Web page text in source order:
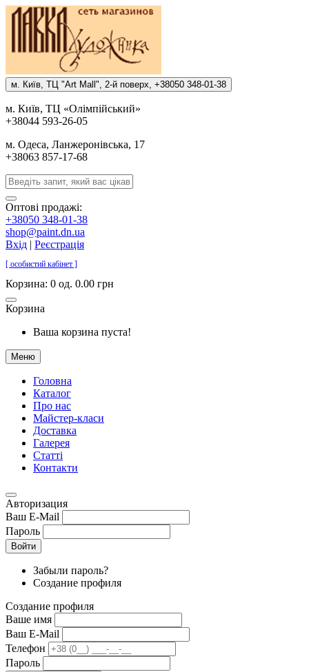
м. Киïв, ТЦ "Art Mall", 2-й поверх, +38050 348-01-38
м. Киïв, ТЦ «Олiмпiйський»
+38044 593-26-05
м. Одеса, Ланжеронiвська, 17
+38063 857-17-68
Оптові продажі:
+38050 348-01-38
shop@paint.dn.ua
Вхід | Реєстрація
[ особистий кабінет ]
Корзина: 0 од. 0.00 грн
Корзина
Ваша корзина пуста!
Меню
Головна
Каталог
Про нас
Майстер-класи
Доставка
Галерея
Статтi
Контакти
Авторизация
Ваш E-Mail
Пароль
Войти
Забыли пароль?
Создание профиля
Создание профиля
Ваше имя
Ваш E-Mail
Телефон
Пароль